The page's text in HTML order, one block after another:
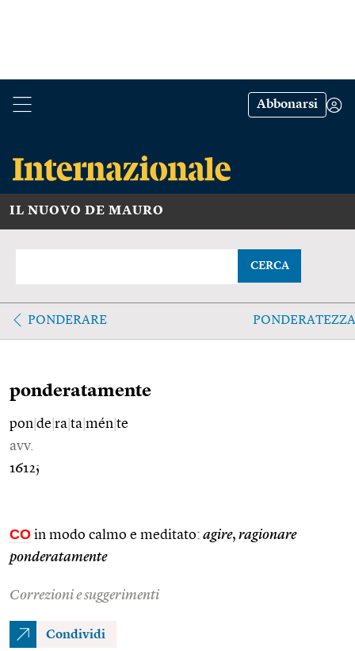
Abbonarsi
IL NUOVO DE MAURO
CERCA
PONDERARE PONDERATEZZA
ponderatamente
pon de ra ta mén te
avv.
1612;
CO in modo calmo e meditato: agire, ragionare
ponderatamente
Correzioni e suggerimenti
Condividi